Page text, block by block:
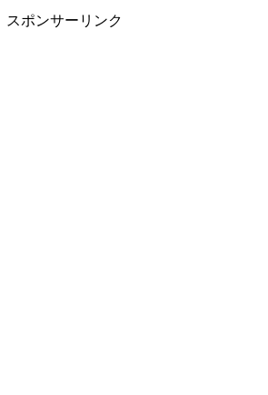
スポンサーリンク